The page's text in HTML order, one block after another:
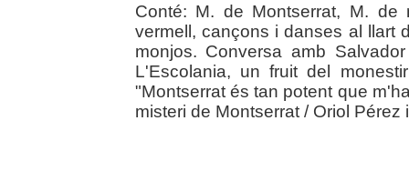
Conté: M. de Montserrat, M.
vermell, cançons i danses al llart
monjos. Conversa amb
L'Escolania, un fruit del
"Montserrat és tan potent que
misteri de Montserrat / Oriol Pérez